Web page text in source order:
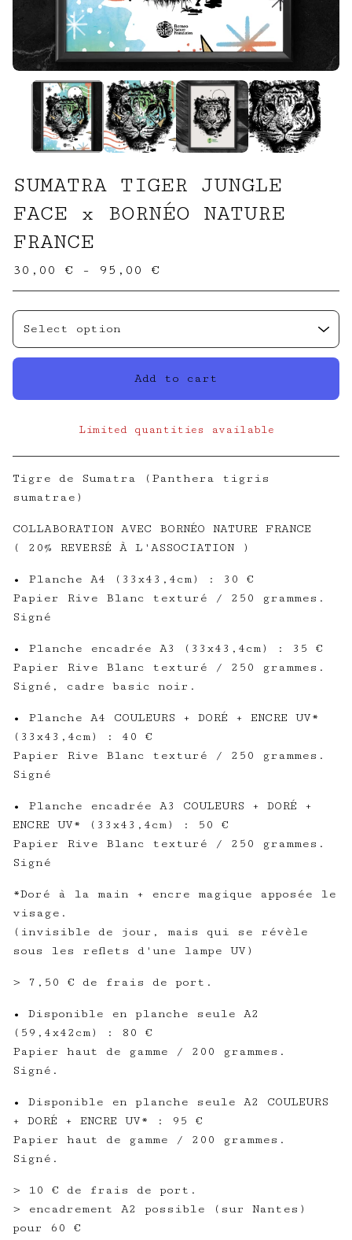
SUMATRA TIGER JUNGLE
FACE x BORNÉO NATURE
FRANCE
30,00 € - 95,00 €
Add to cart
View cart
Limited quantities available
Tigre de Sumatra (Panthera tigris
sumatrae)
COLLABORATION AVEC BORNÉO NATURE FRANCE
( 20% REVERSÉ À L'ASSOCIATION )
• Planche A4 (33x43,4cm) : 30 €
Papier Rive Blanc texturé / 250 grammes.
Signé
• Planche encadrée A3 (33x43,4cm) : 35 €
Papier Rive Blanc texturé / 250 grammes.
Signé, cadre basic noir.
• Planche A4 COULEURS + DORÉ + ENCRE UV*
(33x43,4cm) : 40 €
Papier Rive Blanc texturé / 250 grammes.
Signé
• Planche encadrée A3 COULEURS + DORÉ +
ENCRE UV* (33x43,4cm) : 50 €
Papier Rive Blanc texturé / 250 grammes.
Signé
*Doré à la main + encre magique apposée le
visage.
(invisible de jour, mais qui se révèle
sous les reflets d'une lampe UV)
> 7,50 € de frais de port.
• Disponible en planche seule A2
(59,4x42cm) : 80 €
Papier haut de gamme / 200 grammes.
Signé.
• Disponible en planche seule A2 COULEURS
+ DORÉ + ENCRE UV* : 95 €
Papier haut de gamme / 200 grammes.
Signé.
> 10 € de frais de port.
> encadrement A2 possible (sur Nantes)
pour 60 €